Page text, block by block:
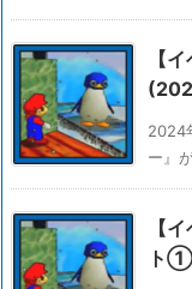
【
2024
ー』
【
ト